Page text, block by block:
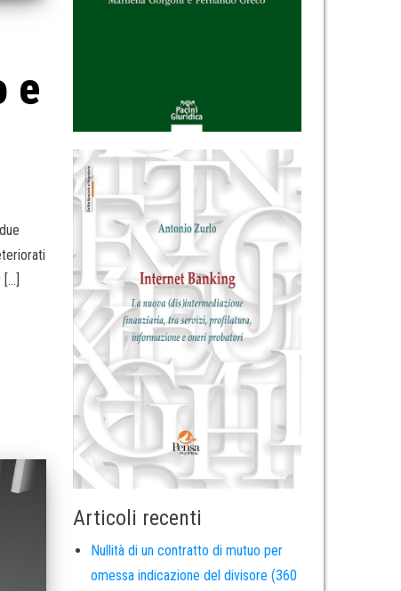
e
[…]
Articoli recenti
Nullità di un contratto di mutuo per
omessa indicazione del divisore (360